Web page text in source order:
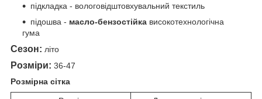
підкладка - вологовідштовхувальний текстиль
підошва - масло-бензостійка високотехнологічна
гума
Сезон: літо
Розміри: 36-47
Розмірна сітка